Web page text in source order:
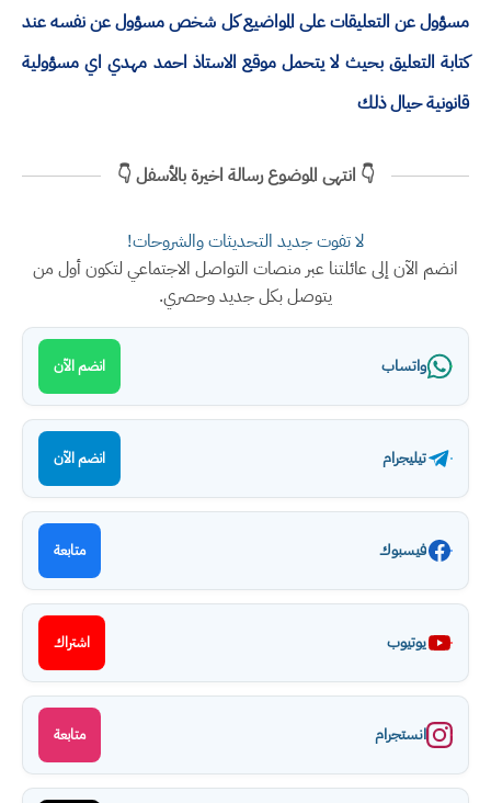
مسؤول عن التعليقات على المواضيع كل شخص مسؤول عن نفسه عند
كتابة التعليق بحيث لا يتحمل موقع الاستاذ احمد مهدي اي مسؤولية
قانونية حيال ذلك
👇 انتهى الموضوع رسالة اخيرة بالأسفل 👇
لا تفوت جديد التحديثات والشروحات!
انضم الآن إلى عائلتنا عبر منصات التواصل الاجتماعي لتكون أول من
يتوصل بكل جديد وحصري.
واتساب انضم الآن
تيليجرام انضم الآن
فيسبوك متابعة
يوتيوب اشتراك
انستجرام متابعة